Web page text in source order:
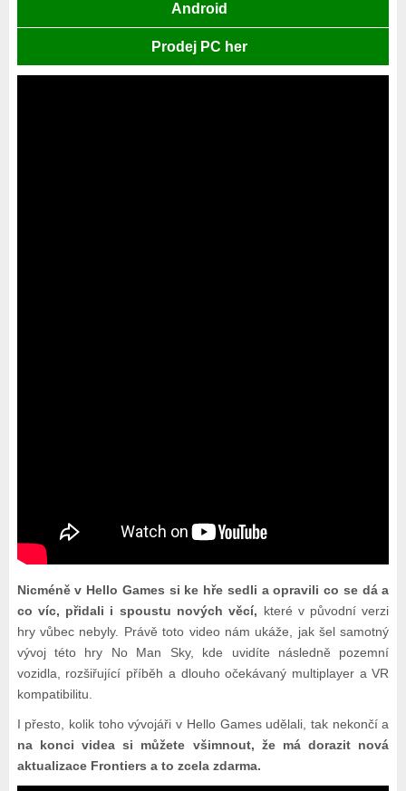
Android
Prodej PC her
Nicméně v Hello Games si ke hře sedli a opravili co se dá a
co víc, přidali i spoustu nových věcí, které v původní verzi
hry vůbec nebyly. Právě toto video nám ukáže, jak šel samotný
vývoj této hry No Man Sky, kde uvidíte následně pozemní
vozidla, rozšiřující příběh a dlouho očekávaný multiplayer a VR
kompatibilitu.
I přesto, kolik toho vývojáři v Hello Games udělali, tak nekončí a
na konci videa si můžete všimnout, že má dorazit nová
aktualizace Frontiers a to zcela zdarma.